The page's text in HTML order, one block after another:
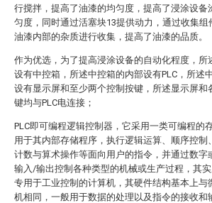
行搅拌，提高了油漆的均匀度，提高了浸涂设备
匀度，同时通过活塞块13提供动力，通过收集组
油漆内部的杂质进行收集，提高了油漆的品质。
作为优选，为了提高浸涂设备的自动化程度，所
设有中控箱，所述中控箱的内部设有PLC，所述
设有显示屏和至少两个控制按键，所述显示屏和
键均与PLC电连接；
PLC即可编程逻辑控制器，它采用一类可编程的
用于其内部存储程序，执行逻辑运算、顺序控制
计数与算术操作等面向用户的指令，并通过数字
输入/输出控制各种类型的机械或生产过程，其
专用于工业控制的计算机，其硬件结构基本上与
机相同，一般用于数据的处理以及指令的接收和